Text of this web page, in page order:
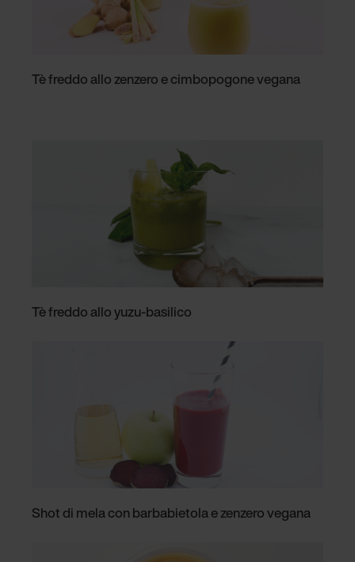
Tè freddo allo zenzero e cimbopogone vegana
Tè freddo allo yuzu-basilico
Shot di mela con barbabietola e zenzero vegana